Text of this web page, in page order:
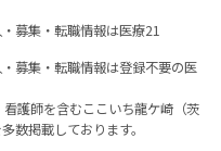
募集・転職情報は医療21
募集・転職情報は登録不要の医
護師を含むここいち龍ケ崎（茨
数掲載しております。